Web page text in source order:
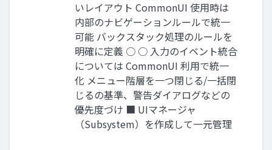
いレイアウト CommonUI 使用時は
内部のナビゲーションルールで統一
可能 バックスタック処理のルールを
明確に定義 ○ ○ 入力のイベント統合
については CommonUI 利用で統一
化 メニュー階層を一つ閉じる/一括閉
じるの基準、警告ダイアログなどの
優先度づけ ■ UIマネージャ
（Subsystem）を作成して一元管理